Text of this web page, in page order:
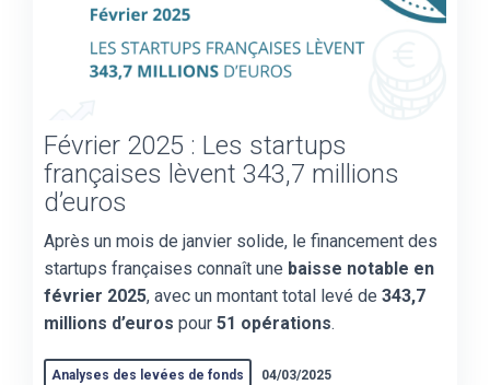
Février 2025 : Les startups
françaises lèvent 343,7 millions
d’euros
Après un mois de janvier solide, le financement des
startups françaises connaît une baisse notable en
février 2025, avec un montant total levé de 343,7
millions d’euros pour 51 opérations.
Analyses des levées de fonds 04/03/2025